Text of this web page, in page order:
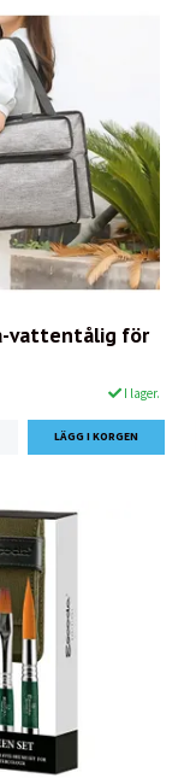
vattentålig för
I lager.